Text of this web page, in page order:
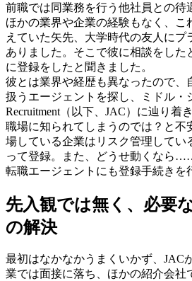
前職では同業務を行う他社員との待
ほかの業界や企業の経験もなく、こ
えていた矢先、大学時代の友人にプ
ありました。そこで彼に相談をした
に登録をしたと聞きました。
彼とは業界や経歴も異なったので、
扱うエージェントを探し、ミドル・
Recruitment（以下、JAC）に辿り着
職場に知られてしまうのでは？と不
場している企業はリスク管理してい
って登録。また、どうせ動くなら
転職エージェントにも登録手続きを
先入観では無く、必要
の解決
最初はなかなかうまくいかず、JAC
業では面接に落ち、ほかの紹介会社